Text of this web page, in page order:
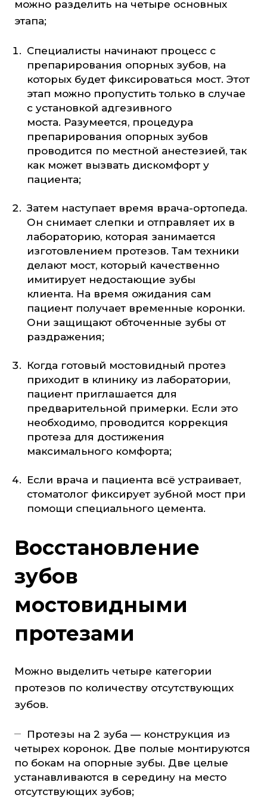
можно разделить на четыре основных
этапа;
Специалисты начинают процесс с
препарирования опорных зубов, на
которых будет фиксироваться мост. Этот
этап можно пропустить только в случае
с установкой адгезивного
моста. Разумеется, процедура
препарирования опорных зубов
проводится по местной анестезией, так
как может вызвать дискомфорт у
пациента;
Затем наступает время врача-ортопеда.
Он снимает слепки и отправляет их в
лабораторию, которая занимается
изготовлением протезов. Там техники
делают мост, который качественно
имитирует недостающие зубы
клиента. На время ожидания сам
пациент получает временные коронки.
Они защищают обточенные зубы от
раздражения;
Когда готовый мостовидный протез
приходит в клинику из лаборатории,
пациент приглашается для
предварительной примерки. Если это
необходимо, проводится коррекция
протеза для достижения
максимального комфорта;
Если врача и пациента всё устраивает,
стоматолог фиксирует зубной мост при
помощи специального цемента.
Восстановление
зубов
мостовидными
протезами
Можно выделить четыре категории
протезов по количеству отсутствующих
зубов.
Протезы на 2 зуба — конструкция из
четырех коронок. Две полые монтируются
по бокам на опорные зубы. Две целые
устанавливаются в середину на место
отсутствующих зубов;